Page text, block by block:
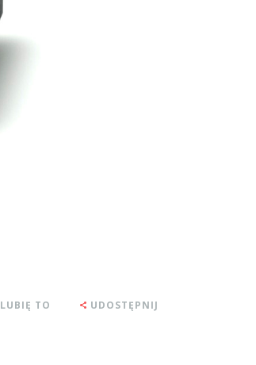
LUBIĘ TO UDOSTĘPNIJ